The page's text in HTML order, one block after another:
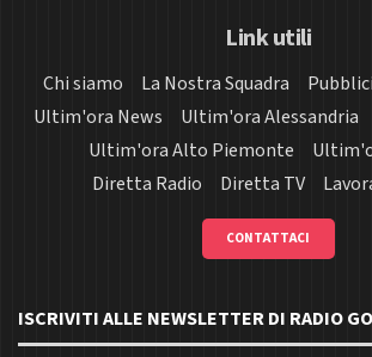
Link utili
Chi siamo La Nostra Squadra
Ultim'ora News
Ultim'ora Alessandria
Ultim'ora Alto Piemonte
Diretta Radio
Diretta TV
CONTATTACI
ISCRIVITI ALLE NEWSLETTER DI RADIO